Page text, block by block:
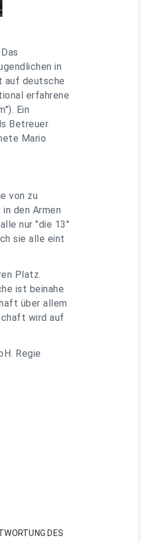
in
auf deutsche
erfahrene
Ein
Betreuer
Mario
von zu
den Armen
nur "die 13"
sie alle eint
Platz.
ist beinahe
über allem
wird auf
Regie
DES